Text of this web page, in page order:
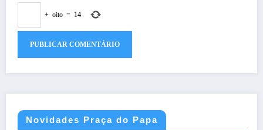
+ oito = 14
Novidades Praça do Papa